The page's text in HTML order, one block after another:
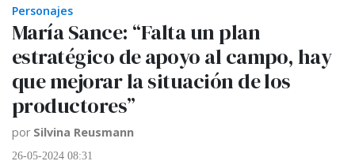
Personajes
María Sance: “Falta un plan
estratégico de apoyo al campo, hay
que mejorar la situación de los
productores”
por Silvina Reusmann
26-05-2024 08:31